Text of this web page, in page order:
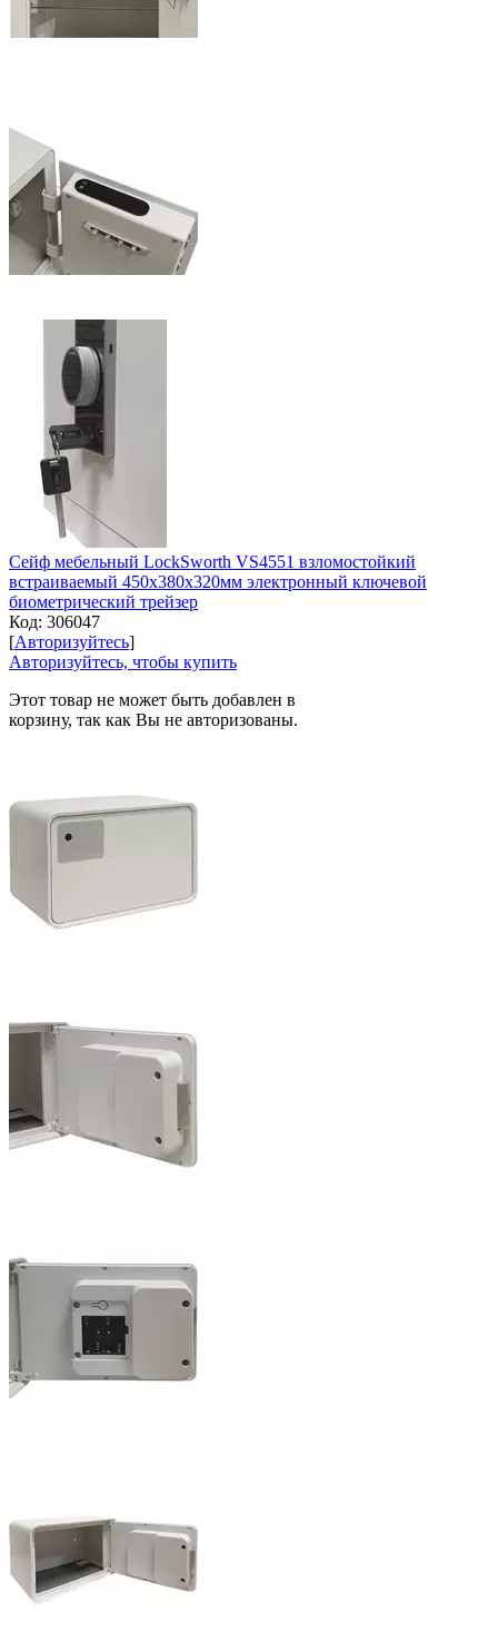
Сейф мебельный LockSworth VS4551 взломостойкий
встраиваемый 450x380x320мм электронный ключевой
биометрический трейзер
Код: 306047
[Авторизуйтесь]
Авторизуйтесь, чтобы купить
Этот товар не может быть добавлен в
корзину, так как Вы не авторизованы.